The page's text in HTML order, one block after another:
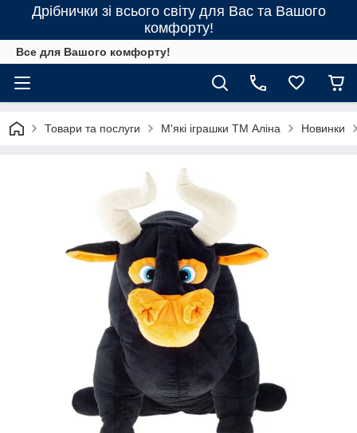
Дрібнички зі всього світу для Вас та Вашого
комфорту!
Все для Вашого комфорту!
Товари та послуги М'які іграшки ТМ Аліна Новинки